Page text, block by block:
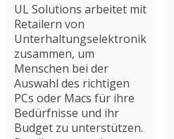
UL Solutions arbeitet mit
Retailern von
Unterhaltungselektronik
zusammen, um
Menschen bei der
Auswahl des richtigen
PCs oder Macs für ihre
Bedürfnisse und ihr
Budget zu unterstützen.